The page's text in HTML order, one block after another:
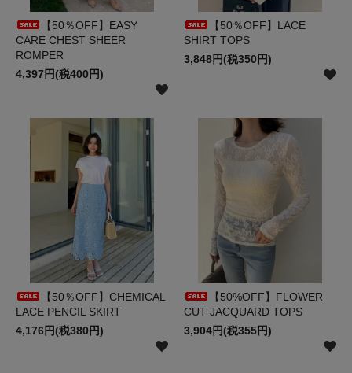
【50％OFF】EASY
CARE CHEST SHEER
ROMPER
4,397円(税400円)
【50％OFF】LACE
SHIRT TOPS
3,848円(税350円)
【50％OFF】CHEMICAL
LACE PENCIL SKIRT
4,176円(税380円)
【50%OFF】FLOWER
CUT JACQUARD TOPS
3,904円(税355円)